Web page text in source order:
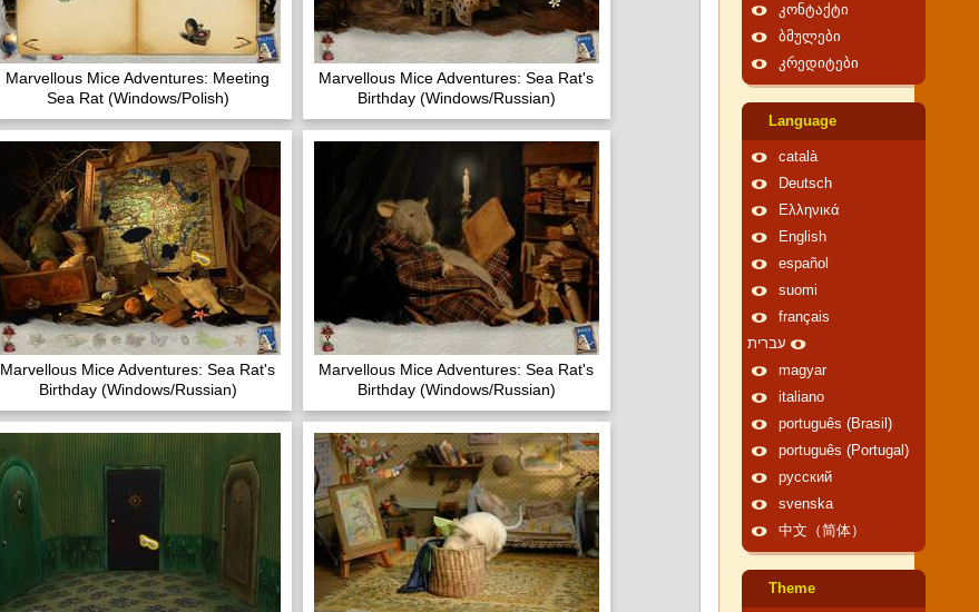
Marvellous Mice Adventures: Meeting
Sea Rat (Windows/Polish)
Marvellous Mice Adventures: Sea Rat's
Birthday (Windows/Russian)
Marvellous Mice Adventures: Sea Rat's
Birthday (Windows/Russian)
Marvellous Mice Adventures: Sea Rat's
Birthday (Windows/Russian)
კონტაქტი
ბმულები
კრედიტები
Language
català
Deutsch
Ελληνικά
English
español
suomi
français
עברית
magyar
italiano
português (Brasil)
português (Portugal)
русский
svenska
中文（简体）
Theme